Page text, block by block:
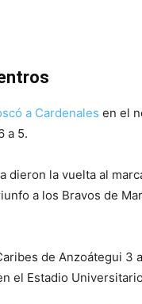
a Cardenales en el
a 5.
dieron la vuelta al
a los Bravos de
de Anzoátegui 3
el Estadio